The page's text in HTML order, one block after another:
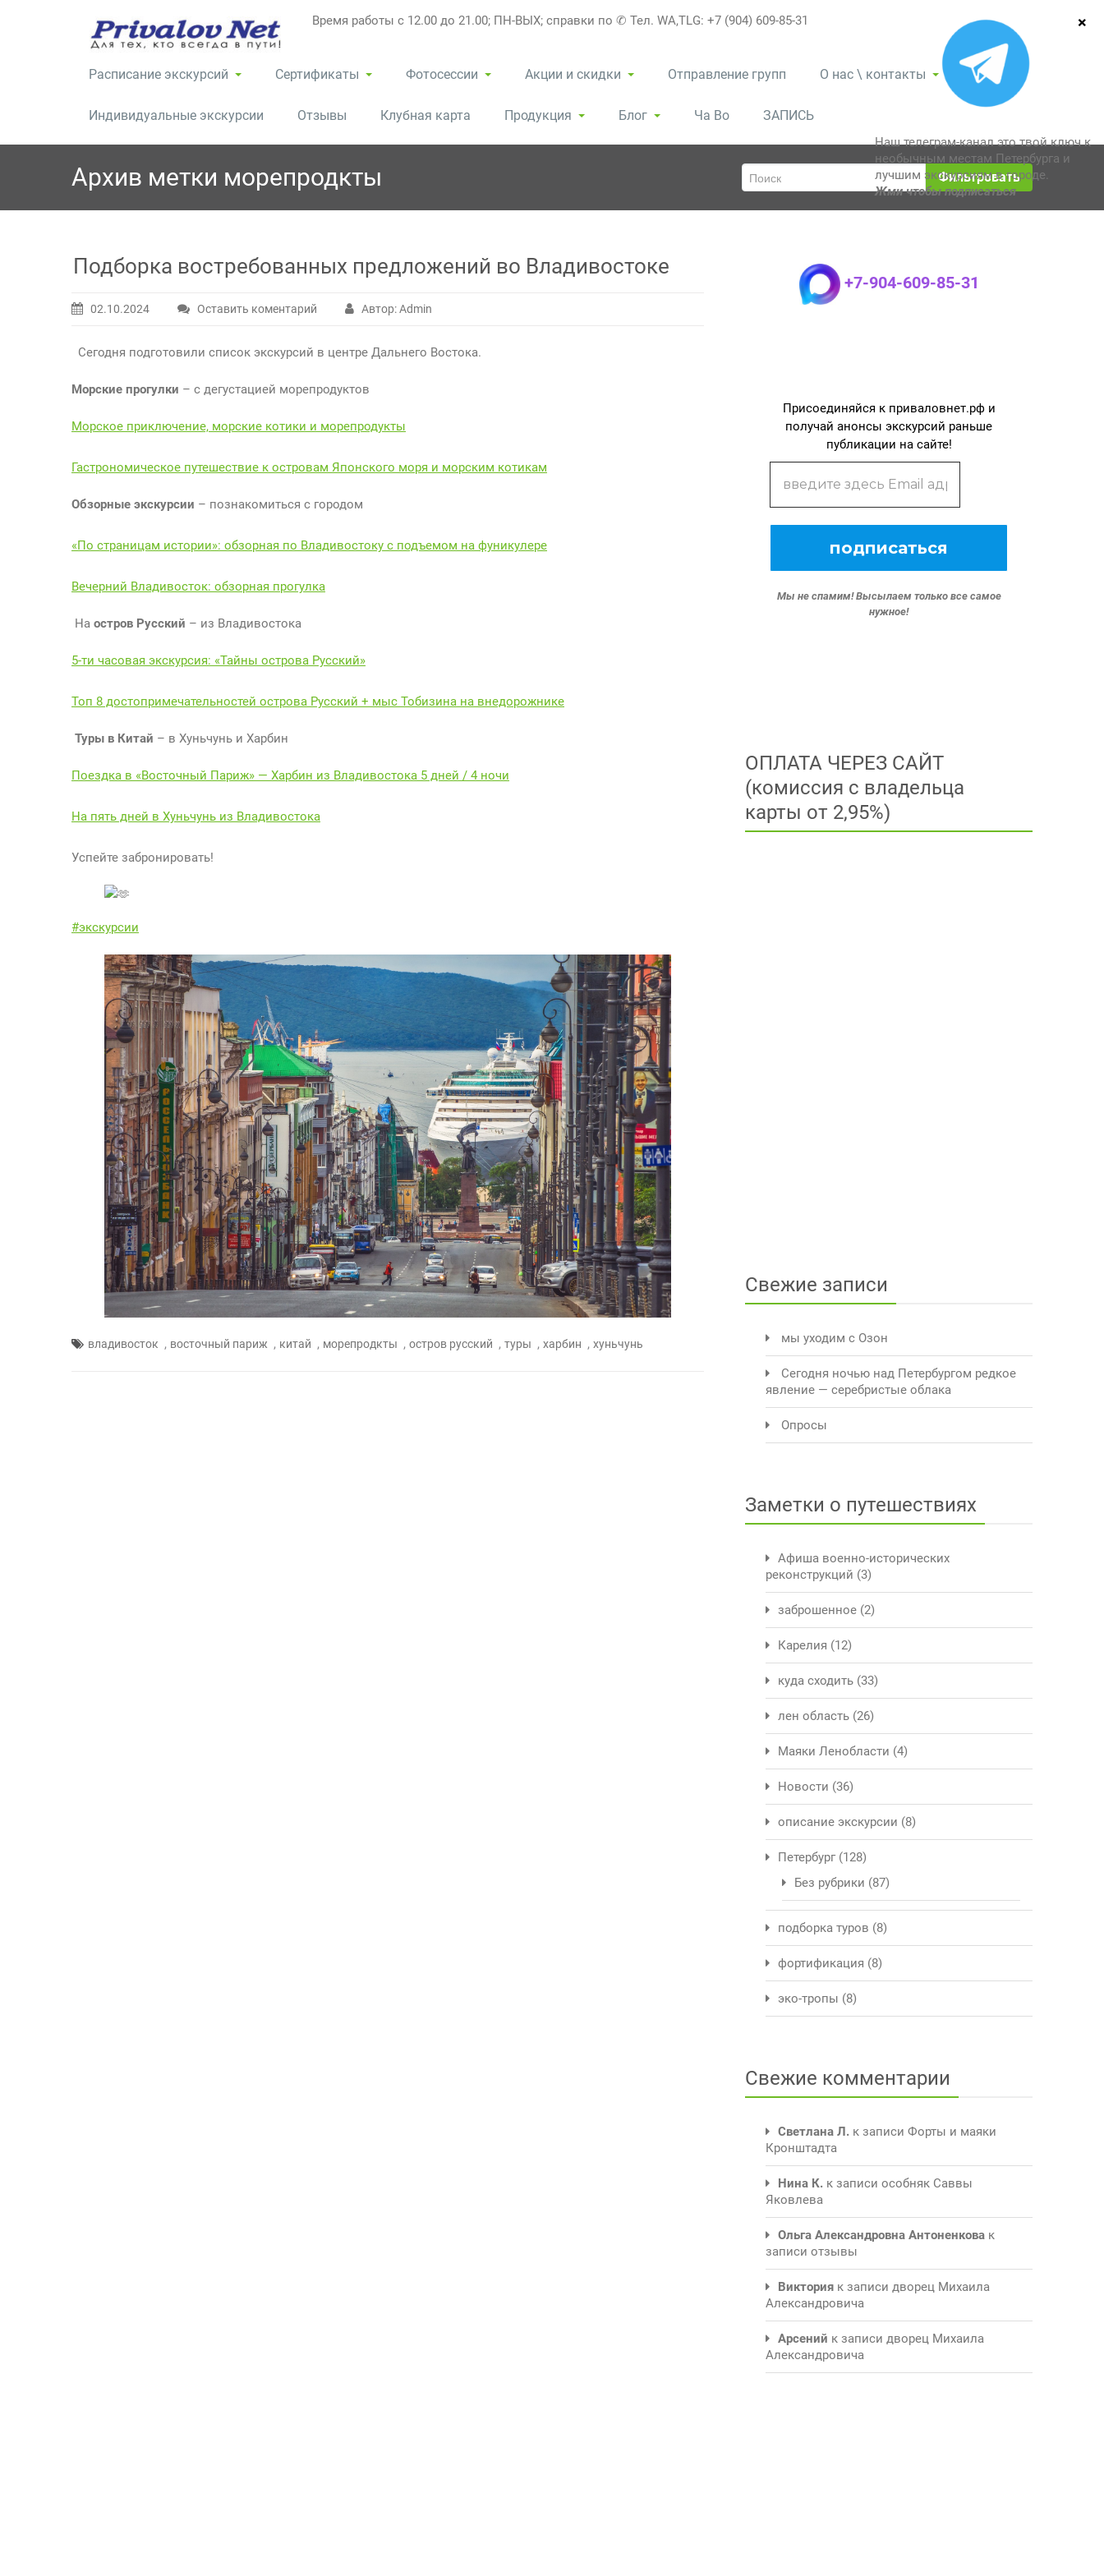
Время работы с 12.00 до 21.00; ПН-ВЫХ; справки по ✆ Тел. WA,TLG: +7 (904) 609-85-31
Расписание экскурсий Сертификаты Фотосессии Акции и скидки Отправление групп О нас \ контакты
Индивидуальные экскурсии Отзывы Клубная карта Продукция Блог Ча Во ЗАПИСЬ
Архив метки морепродкты Фильтровать
Подборка востребованных предложений во Владивостоке
02.10.2024 Оставить коментарий Автор: Admin
Сегодня подготовили список экскурсий в центре Дальнего Востока.
Морские прогулки – с дегустацией морепродуктов
Морское приключение, морские котики и морепродукты
Гастрономическое путешествие к островам Японского моря и морским котикам
Обзорные экскурсии – познакомиться с городом
«По страницам истории»: обзорная по Владивостоку с подъемом на фуникулере
Вечерний Владивосток: обзорная прогулка
На остров Русский – из Владивостока
5-ти часовая экскурсия: «Тайны острова Русский»
Топ 8 достопримечательностей острова Русский + мыс Тобизина на внедорожнике
Туры в Китай – в Хуньчунь и Харбин
Поездка в «Восточный Париж» — Харбин из Владивостока 5 дней / 4 ночи
На пять дней в Хуньчунь из Владивостока
Успейте забронировать!
#экскурсии
владивосток , восточный париж , китай , морепродкты , остров русский , туры , харбин , хуньчунь
+7-904-609-85-31
Присоединяйся к приваловнет.рф и
получай анонсы экскурсий раньше
публикации на сайте!
Мы не спамим! Высылаем только все самое
нужное!
ОПЛАТА ЧЕРЕЗ САЙТ
(комиссия с владельца
карты от 2,95%)
Свежие записи
мы уходим с Озон
Сегодня ночью над Петербургом редкое
явление — серебристые облака
Опросы
Заметки о путешествиях
Афиша военно-исторических
реконструкций (3)
заброшенное (2)
Карелия (12)
куда сходить (33)
лен область (26)
Маяки Ленобласти (4)
Новости (36)
описание экскурсии (8)
Петербург (128)
Без рубрики (87)
подборка туров (8)
фортификация (8)
эко-тропы (8)
Свежие комментарии
Светлана Л. к записи Форты и маяки
Кронштадта
Нина К. к записи особняк Саввы
Яковлева
Ольга Александровна Антоненкова к
записи отзывы
Виктория к записи дворец Михаила
Александровича
Арсений к записи дворец Михаила
Александровича
Наш телеграм-канал это твой ключ к
необычным местам Петербурга и
лучшим экскурсиям в городе.
Жми чтобы подписаться